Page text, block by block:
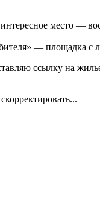
место —
— площадка с
ссылку на